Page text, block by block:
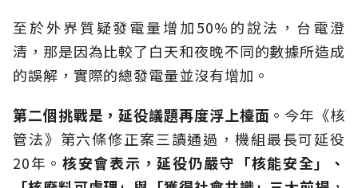
至於外界質疑發電量增加50%的說法，台電澄
清，那是因為比較了白天和夜晚不同的數據所造成
的誤解，實際的總發電量並沒有增加。
第二個挑戰是，延役議題再度浮上檯面 。今年《核
管法》第六條修正案三讀通過，機組最長可延役
20年。核安會表示，延役仍嚴守「核能安全」、